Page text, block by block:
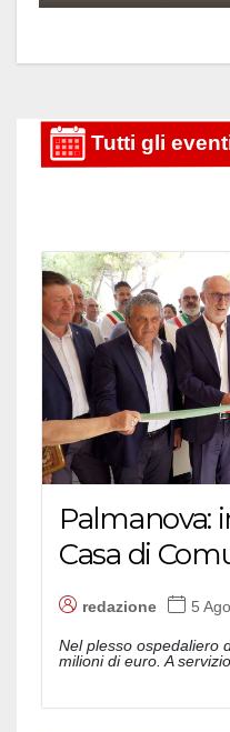
Palmanova:
Casa di
redazione 5
Nel plesso ospedaliero
milioni di euro. A